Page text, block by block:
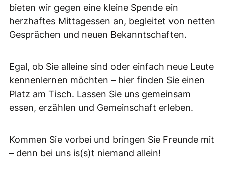
bieten wir gegen eine kleine Spende ein
herzhaftes Mittagessen an, begleitet von netten
Gesprächen und neuen Bekanntschaften.
Egal, ob Sie alleine sind oder einfach neue Leute
kennenlernen möchten – hier finden Sie einen
Platz am Tisch. Lassen Sie uns gemeinsam
essen, erzählen und Gemeinschaft erleben.
Kommen Sie vorbei und bringen Sie Freunde mit
– denn bei uns is(s)t niemand allein!